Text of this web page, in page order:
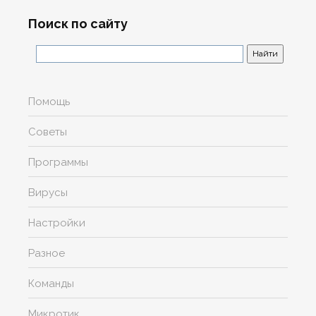
Поиск по сайту
Помощь
Советы
Программы
Вирусы
Настройки
Разное
Команды